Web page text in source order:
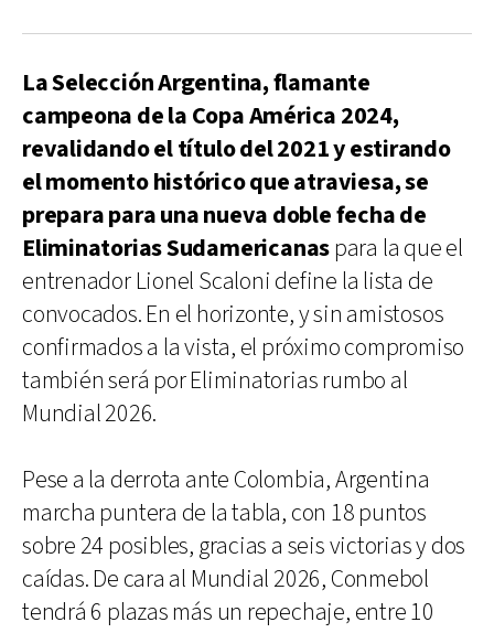
La Selección Argentina, flamante
campeona de la Copa América 2024,
revalidando el título del 2021 y estirando
el momento histórico que atraviesa, se
prepara para una nueva doble fecha de
Eliminatorias Sudamericanaspara la que el
entrenador Lionel Scaloni define la lista de
convocados. En el horizonte, y sin amistosos
confirmados a la vista, el próximo compromiso
también será por Eliminatorias rumbo al
Mundial 2026.
Pese a la derrota ante Colombia, Argentina
marcha puntera de la tabla, con 18 puntos
sobre 24 posibles, gracias a seis victorias y dos
caídas. De cara al Mundial 2026, Conmebol
tendrá 6 plazas más un repechaje, entre 10